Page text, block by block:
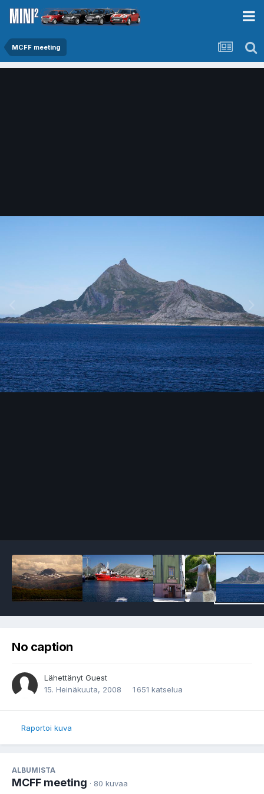
MCFF meeting
No caption
Lähettänyt Guest
15. Heinäkuuta, 2008
1 651 katselua
Raportoi kuva
ALBUMISTA
MCFF meeting · 80 kuvaa